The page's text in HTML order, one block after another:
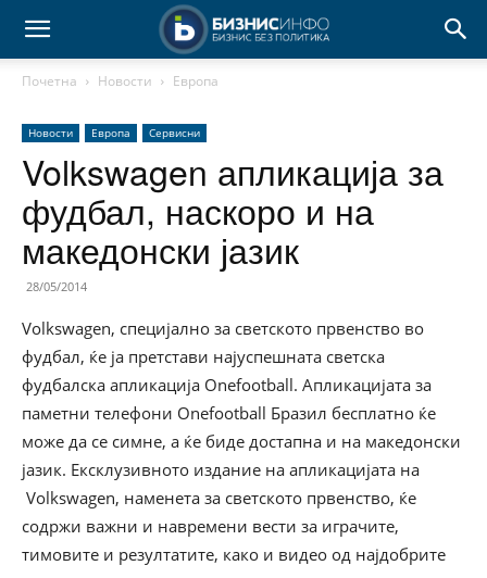
Почетна Новости Европа
Новости Европа Сервисни
Volkswagen апликација за
фудбал, наскоро и на
македонски јазик
28/05/2014
Volkswagen, специјално за светското првенство во
фудбал, ќе ја претстави најуспешната светска
фудбалска апликација Onefootball. Апликацијата за
паметни телефони Onefootball Бразил бесплатно ќе
може да се симне, а ќе биде достапна и на македонски
јазик. Ексклузивното издание на апликацијата на
Volkswagen, наменета за светското првенство, ќе
содржи важни и навремени вести за играчите,
тимовите и резултатите, како и видео од најдобрите